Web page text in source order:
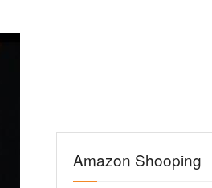
Amazon Shooping